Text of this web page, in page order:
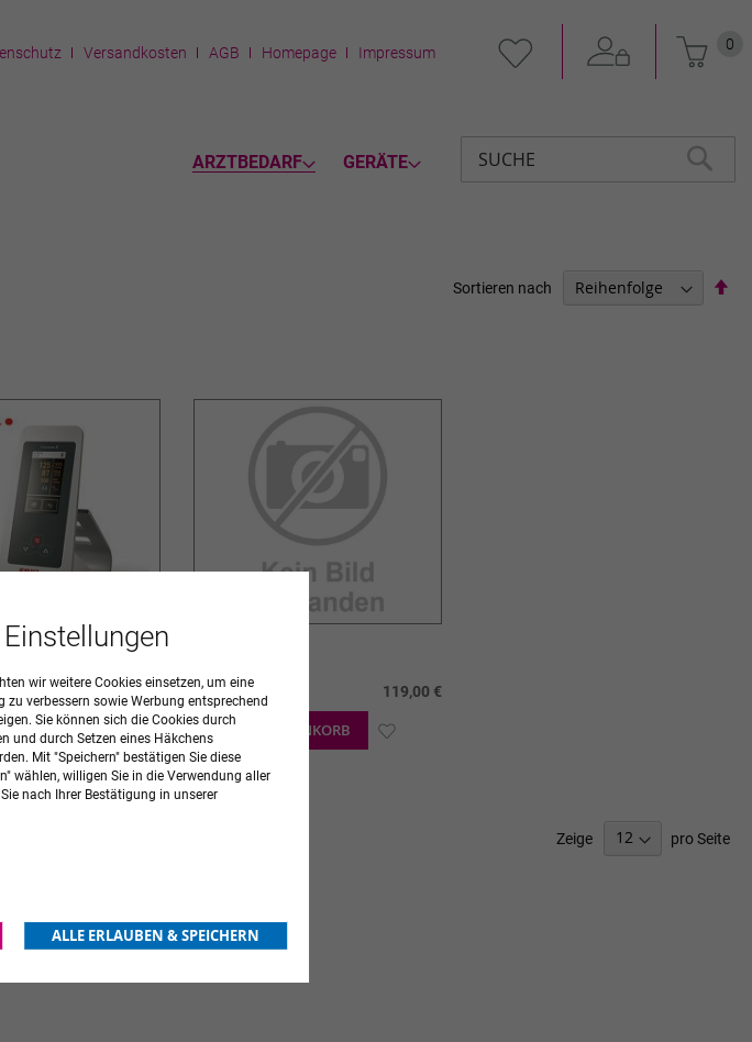
Versandkosten AGB Homepage Impressum 0
ARZTBEDARF GERÄTE
SUCHE
Sortieren nach
449,00 €
ZUR
WUNSCHLISTE
HINZUFÜGEN
zzgl. MwSt. 119,00 €
IN DEN WARENKORB
Zeige
pro Seite
wir weitere Cookies einsetzen, um eine
verbessern sowie Werbung entsprechend
Sie können sich die Cookies durch
und durch Setzen eines Häkchens
Mit "Speichern" bestätigen Sie diese
wählen, willigen Sie in die Verwendung aller
nach Ihrer Bestätigung in unserer
ALLE ERLAUBEN & SPEICHERN